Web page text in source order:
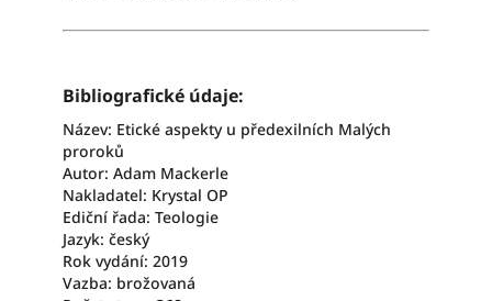
Bibliografické údaje:
Název: Etické aspekty u předexilních Malých
proroků
Autor: Adam Mackerle
Nakladatel: Krystal OP
Ediční řada: Teologie
Jazyk: český
Rok vydání: 2019
Vazba: brožovaná